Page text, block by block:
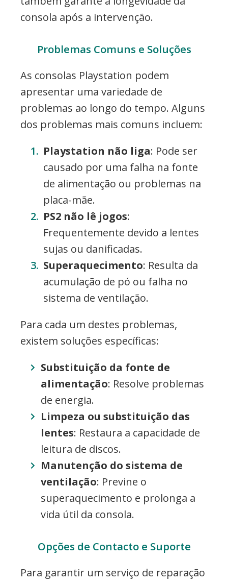
consola após a intervenção.
Problemas Comuns e Soluções
As consolas Playstation podem
apresentar uma variedade de
problemas ao longo do tempo. Alguns
dos problemas mais comuns incluem:
Playstation não liga: Pode ser
causado por uma falha na fonte
de alimentação ou problemas na
placa-mãe.
PS2 não lê jogos:
Frequentemente devido a lentes
sujas ou danificadas.
Superaquecimento: Resulta da
acumulação de pó ou falha no
sistema de ventilação.
Para cada um destes problemas,
existem soluções específicas:
Substituição da fonte de
alimentação: Resolve problemas
de energia.
Limpeza ou substituição das
lentes: Restaura a capacidade de
leitura de discos.
Manutenção do sistema de
ventilação: Previne o
superaquecimento e prolonga a
vida útil da consola.
Opções de Contacto e Suporte
Para garantir um serviço de reparação